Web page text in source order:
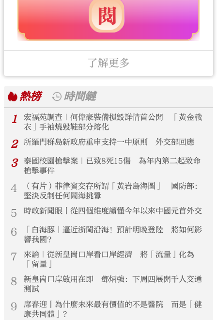
了解更多
熱榜
時間鏈
1
宏福苑調查｜何偉豪裝備損毀詳情首公開 「黃金戰
衣」手袖燒毀鞋部分熔化
2 所羅門群島新政府重申支持一中原則 外交部回應
3
泰國校園槍擊案｜已致8死15傷 為年內第二起致命
槍擊事件
4
（有片）菲律賓交存所謂「黃岩島海圖」 國防部：
堅決反制任何鬧海挑釁
5 時政新聞眼丨從四個維度讀懂今年以來中國元首外交
6
「白海豚」逼近浙閩沿海！預計明晚登陸 將如何影
響我國？
7
來論｜從新皇崗口岸看口岸經濟 將「流量」化為
「留量」
8
新皇崗口岸啟用在即 鄧炳強：下周四展開千人交通
測試
9
席春迎丨為什麼未來最有價值的不是醫院 而是「健
康共同體」？